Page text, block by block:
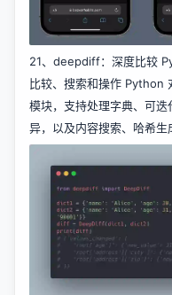
21、 deepdiff：深度比较
比较、搜索和操作 Python
模块，支持处理字典、可
异，以及内容搜索、哈希生